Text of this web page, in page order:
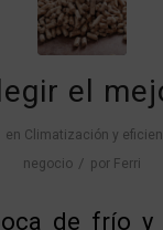
el
en Climatización y
negocio / por Ferri
de frío y